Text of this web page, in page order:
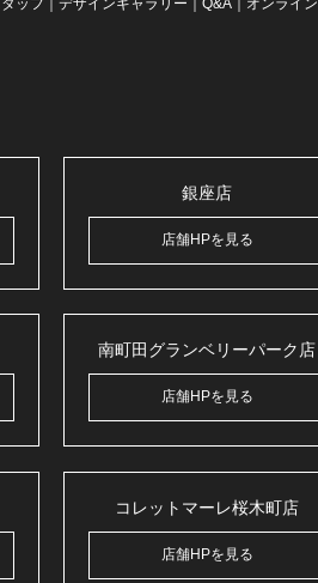
ッフ ｜ デザインギャラリー ｜ Q&A ｜ オンライン
銀座店
店舗HPを見る
南町田グランベリーパーク店
店舗HPを見る
コレットマーレ桜木町店
店舗HPを見る